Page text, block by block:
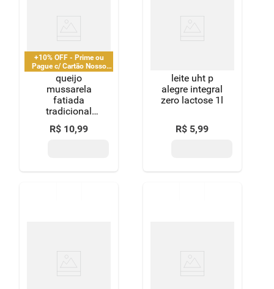
+10% OFF - Prime ou
Pague c/ Cartão Nosso
Pay
queijo
mussarela
fatiada
tradicional
porto alegre
150g
R$ 10,99
leite uht p
alegre integral
zero lactose 1l
R$ 5,99